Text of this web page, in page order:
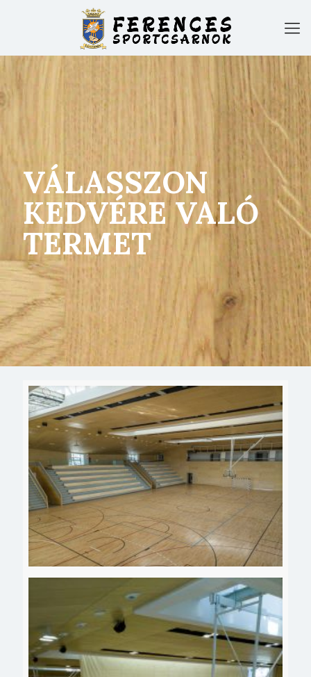
VÁLASSZON
KEDVÉRE VALÓ
TERMET